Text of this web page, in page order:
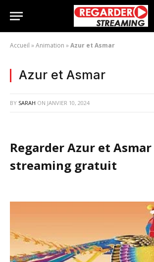
Accueil »Animation »Azur et Asmar
Azur et Asmar
BY SARAH ON JANVIER 10, 2024
Regarder Azur et Asmar
streaming gratuit